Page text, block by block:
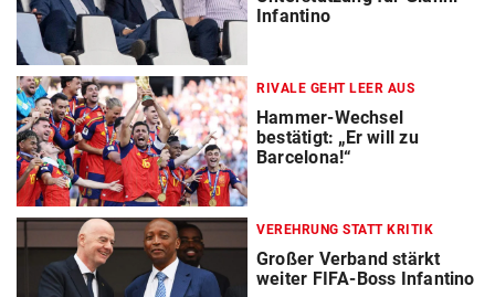
Infantino
RIVALE GEHT LEER AUS
Hammer-Wechsel
bestätigt: „Er will zu
Barcelona!“
VEREHRUNG STATT KRITIK
Großer Verband stärkt
weiter FIFA-Boss Infantino